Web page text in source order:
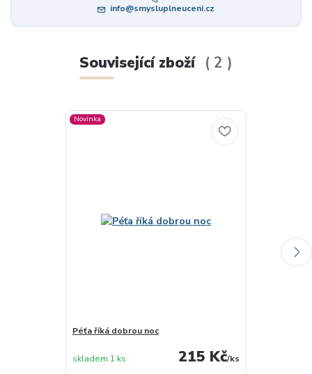
info@smysluplneuceni.cz
Související zboží 2
Novinka
Péťa říká dobrou noc
215 Kč/ks
skladem 1 ks